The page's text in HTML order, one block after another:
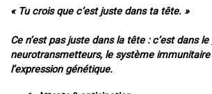
« Tu crois que c’est juste dans ta tête. »
Ce n’est pas juste dans la tête : c’est dans le
neurotransmetteurs, le système
l’expression génétique.